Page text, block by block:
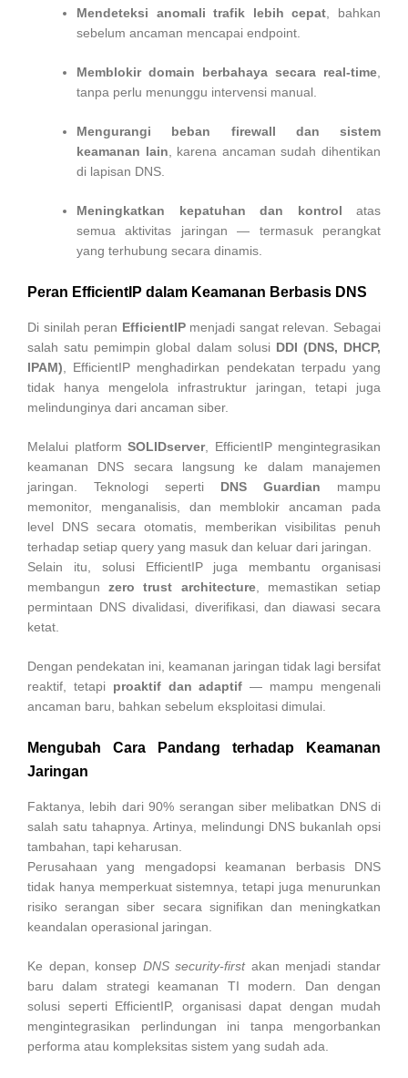
Mendeteksi anomali trafik lebih cepat , bahkan
sebelum ancaman mencapai endpoint.
Memblokir domain berbahaya secara real-time
tanpa perlu menunggu intervensi manual.
Mengurangi beban firewall dan sistem
keamanan lain , karena ancaman sudah dihentikan
di lapisan DNS.
Meningkatkan kepatuhan dan kontrol atas
semua aktivitas jaringan — termasuk perangkat
yang terhubung secara dinamis.
Peran EfficientIP dalam Keamanan Berbasis DNS
Di sinilah peran EfficientIPmenjadi sangat relevan. Sebagai
salah satu pemimpin global dalam solusi DDI (DNS, DHCP,
IPAM) , EfficientIP menghadirkan pendekatan terpadu yang
tidak hanya mengelola infrastruktur jaringan, tetapi juga
melindunginya dari ancaman siber.
Melalui platform SOLIDserver, EfficientIP mengintegrasikan
keamanan DNS secara langsung ke dalam manajemen
jaringan. Teknologi seperti DNS Guardian mampu
memonitor, menganalisis, dan memblokir ancaman pada
level DNS secara otomatis, memberikan visibilitas penuh
terhadap setiap query yang masuk dan keluar dari jaringan.
Selain itu, solusi EfficientIP juga membantu organisasi
membangunzero trust architecture, memastikan setiap
permintaan DNS divalidasi, diverifikasi, dan diawasi secara
ketat.
Dengan pendekatan ini, keamanan jaringan tidak lagi bersifat
reaktif, tetapi proaktif dan adaptif — mampu mengenali
ancaman baru, bahkan sebelum eksploitasi dimulai.
Mengubah Cara Pandang terhadap Keamanan
Jaringan
Faktanya, lebih dari 90% serangan siber melibatkan DNS di
salah satu tahapnya. Artinya, melindungi DNS bukanlah opsi
tambahan, tapi keharusan.
Perusahaan yang mengadopsi keamanan berbasis DNS
tidak hanya memperkuat sistemnya, tetapi juga menurunkan
risiko serangan siber secara signifikan dan meningkatkan
keandalan operasional jaringan.
Ke depan, konsep DNS security-firstakan menjadi standar
baru dalam strategi keamanan TI modern. Dan dengan
solusi seperti EfficientIP, organisasi dapat dengan mudah
mengintegrasikan perlindungan ini tanpa mengorbankan
performa atau kompleksitas sistem yang sudah ada.